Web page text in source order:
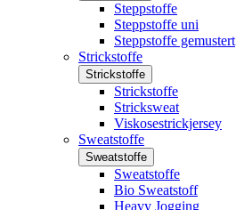
Steppstoffe
Steppstoffe uni
Steppstoffe gemustert
Strickstoffe
Strickstoffe
Strickstoffe
Stricksweat
Viskosestrickjersey
Sweatstoffe
Sweatstoffe
Sweatstoffe
Bio Sweatstoff
Heavy Jogging